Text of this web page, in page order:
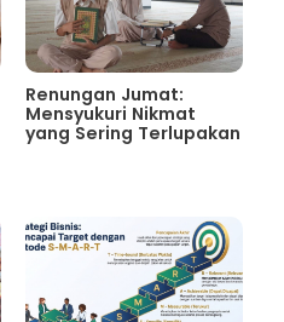
Renungan Jumat:
Mensyukuri Nikmat
yang Sering Terlupakan